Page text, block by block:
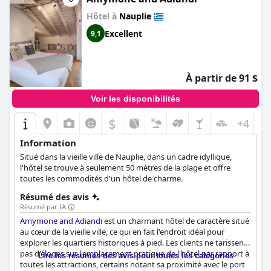
convient parfaitement aux familles voyageant avec de jeunes
enfants. Les clients se sont extasiés sur le confort des lits dans
leurs chambres, beaucoup les décrivant comme exceptionnels
ou très confortables. Dans l'ensemble, les visiteurs apprécieront
l'équipe charmante et attentive qui rend chaque séjour
mémorable.
Hôtel à Nauplie
9,1 Excellent
À partir de 91 $
Voir les disponibilités
$ +4
Information
Situé dans la vieille ville de Nauplie, dans un cadre idyllique,
l'hôtel se trouve à seulement 50 mètres de la plage et offre
toutes les commodités d'un hôtel de charme.
Résumé des avis
Résumé par IA
Amymone and Adiandiest un charmant hôtel de caractère situé
au cœur de la vieille ville, ce qui en fait l'endroit idéal pour
explorer les quartiers historiques à pied. Les clients ne tarissent
pas d'éloges sur l'emplacement pratique de l'hôtel par rapport à
toutes les attractions, certains notant sa proximité avec le port
Lire les résumés des avis pour toutes les catégories